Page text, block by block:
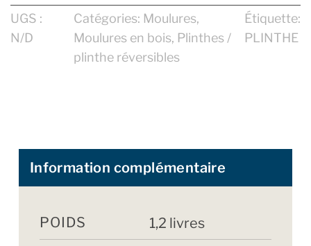
UGS :
N/D
Catégories: Moulures,
Moulures en bois, Plinthes /
plinthe réversibles
Étiquette:
PLINTHE
Information complémentaire
POIDS 1,2 livres